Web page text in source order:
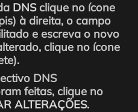
DNSclique no ícone
à direita, o campo
e escreva o novo
clique no ícone
DNS
feitas, clique no
ALTERAÇÕES.